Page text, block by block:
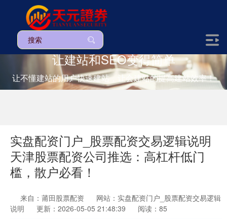
让建站和SEO变得简单
让不懂建站的用户快速建站，让会建站的提高建站效率！
实盘配资门户_股票配资交易逻辑说明
天津股票配资公司推选：高杠杆低门
槛，散户必看！
来自：莆田股票配资
网站：实盘配资门户_股票配资交易逻辑
说明
更新：2026-05-05 21:48:39 阅读：85